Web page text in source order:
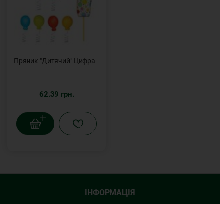
Пряник "Дитячий" Цифра
62.39 грн.
ІНФОРМАЦІЯ